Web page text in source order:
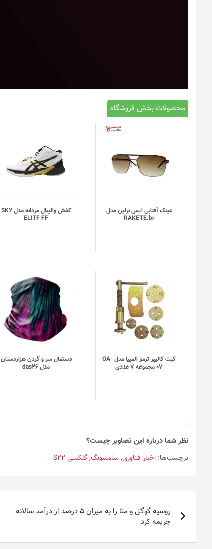
محصولات بخش فروشگاه
عینک آفتابی ایس برلین مدل
RAKETE.br
کفش والیبال مردانه مدل SKY
ELITF FF
دارای
انواع
مختلفی
گزینه
ها
محصول
انتخاب
شوند
کیت کالیپر ترمز المپیا مدل OA-
07 مجموعه 7 عددی
دستمال سر و گردن هزاردستان
مدل das26
این
محصول
دارای
انواع
مختلفی
می
گزینه
ها
محصول
نظر شما درباره این تصاویر چیست؟
برچسب‌ها: اخبار فناوری, سامسونگ,گلکسی S22
نوشته
روسیه گوگل و متا را به میزان ۵ درصد از درآمد سالانه
جریمه کرد